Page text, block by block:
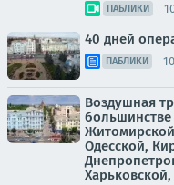
ПАБЛИКИ
40 дней
ПАБЛИКИ
Воздушная
Одесской,